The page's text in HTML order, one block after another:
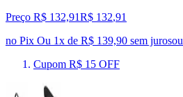
Preço R$ 132,91R$ 132,91
no Pix Ou 1x de R$ 139,90 sem jurosou
Cupom R$ 15 OFF